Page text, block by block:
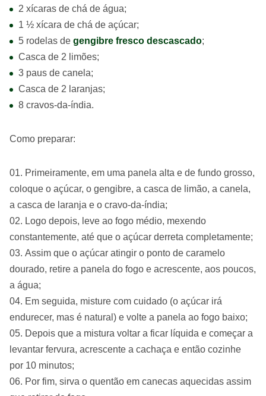
2 xícaras de chá de água;
1 ½ xícara de chá de açúcar;
5 rodelas de gengibre fresco descascado;
Casca de 2 limões;
3 paus de canela;
Casca de 2 laranjas;
8 cravos-da-índia.
Como preparar:
Primeiramente, em uma panela alta e de fundo grosso,
coloque o açúcar, o gengibre, a casca de limão, a canela,
a casca de laranja e o cravo-da-índia;
Logo depois, leve ao fogo médio, mexendo
constantemente, até que o açúcar derreta completamente;
Assim que o açúcar atingir o ponto de caramelo
dourado, retire a panela do fogo e acrescente, aos poucos,
a água;
Em seguida, misture com cuidado (o açúcar irá
endurecer, mas é natural) e volte a panela ao fogo baixo;
Depois que a mistura voltar a ficar líquida e começar a
levantar fervura, acrescente a cachaça e então cozinhe
por 10 minutos;
Por fim, sirva o quentão em canecas aquecidas assim